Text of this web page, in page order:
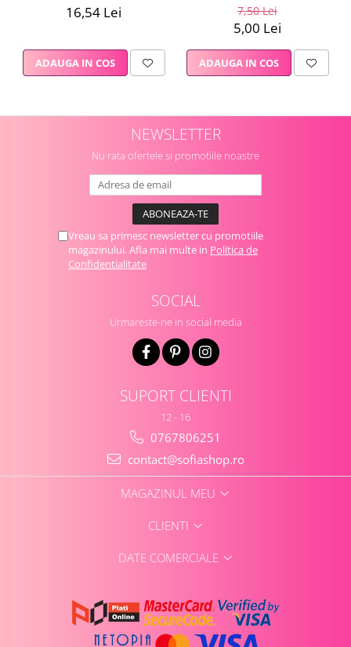
16,54 Lei
ADAUGA IN COS
7,50 Lei
5,00 Lei
ADAUGA IN COS
NEWSLETTER
Nu rata ofertele si promotiile noastre
Vreau sa primesc newsletter cu promotiile
magazinului. Afla mai multe in Politica de
Confidentialitate
SOCIAL
Urmareste-ne in social media
SUPORT CLIENTI
12 - 16
0767806251
contact@sofiashop.ro
MAGAZINUL MEU
CLIENTI
DATE COMERCIALE